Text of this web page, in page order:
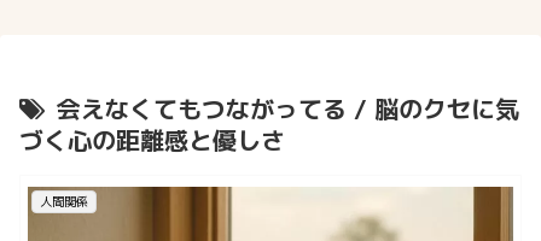
会えなくてもつながってる / 脳のクセに気
づく心の距離感と優しさ
人間関係